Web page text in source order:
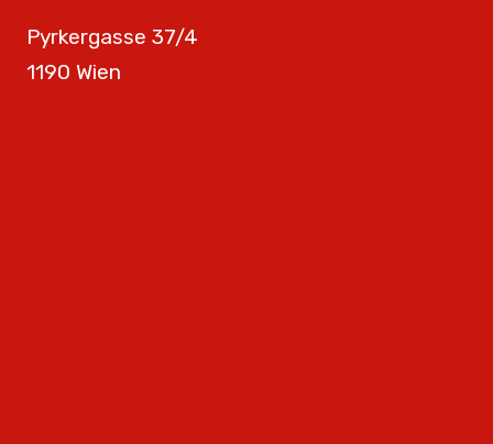
Pyrkergasse 37/4
1190 Wien